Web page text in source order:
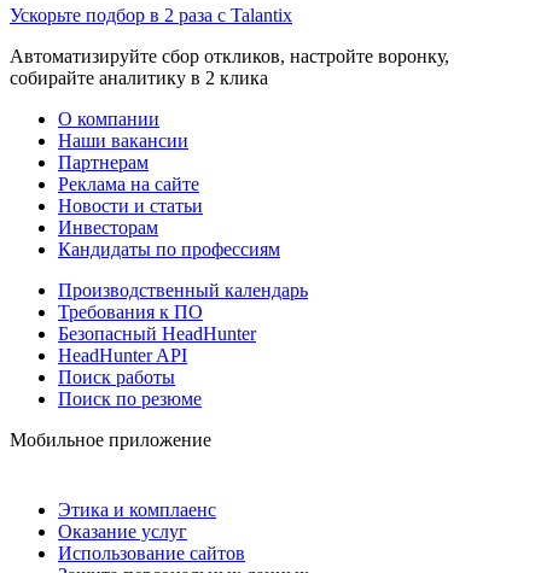
Ускорьте подбор в 2 раза с Talantix
Автоматизируйте сбор откликов, настройте воронку,
собирайте аналитику в 2 клика
О компании
Наши вакансии
Партнерам
Реклама на сайте
Новости и статьи
Инвесторам
Кандидаты по профессиям
Производственный календарь
Требования к ПО
Безопасный HeadHunter
HeadHunter API
Поиск работы
Поиск по резюме
Мобильное приложение
Этика и комплаенс
Оказание услуг
Использование сайтов